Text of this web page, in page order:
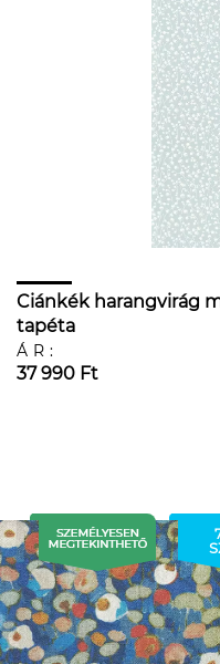
Ciánkék harangvirág
tapéta
ÁR:
37 990 Ft